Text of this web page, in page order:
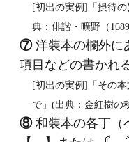
[初出の実例]「摂待
典：俳諧・曠野（
⑦洋装本の欄外に
項目などの書かれ
[初出の実例]「その
で」(出典：金紅樹の
⑧和装本の各丁（